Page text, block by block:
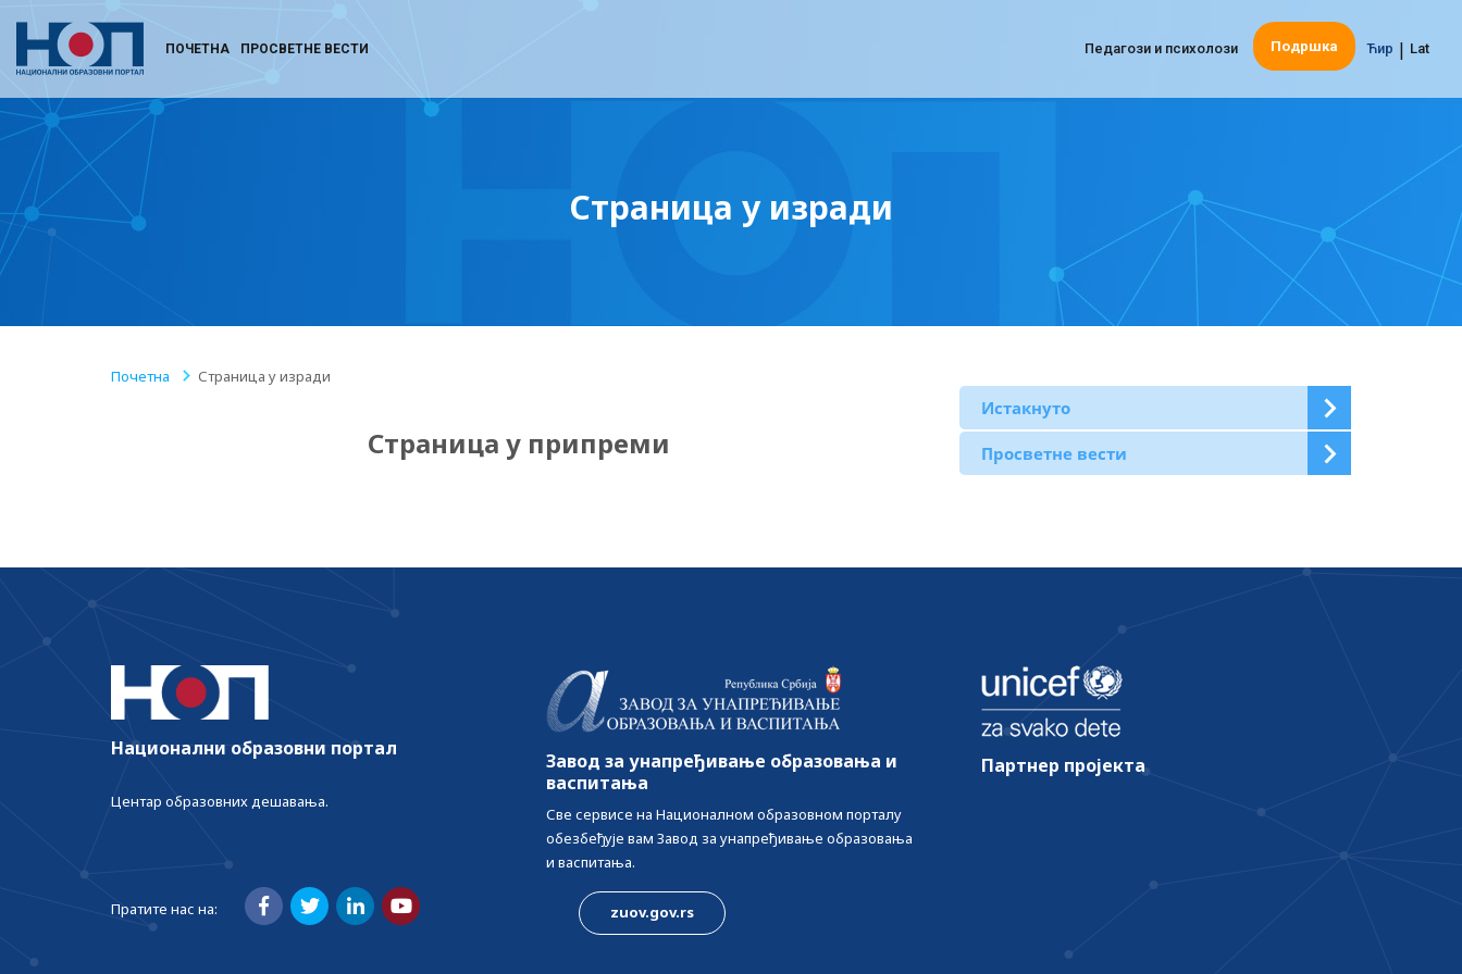
ПОЧЕТНА ПРОСВЕТНЕ ВЕСТИ Ћир | Lat
Педагози и психолози Подршка
Страница у изради
Почетна / Страница у изради
Страница у припреми
Истакнуто
Просветне вести
Национални образовни портал
Центар образовних дешавања.
Завод за унапређивање образовања и
васпитања
Све сервисе на Националном образовном порталу
обезбеђује вам Завод за унапређивање образовања
и васпитања.
zuov.gov.rs
Партнер пројекта
Пратите нас на: